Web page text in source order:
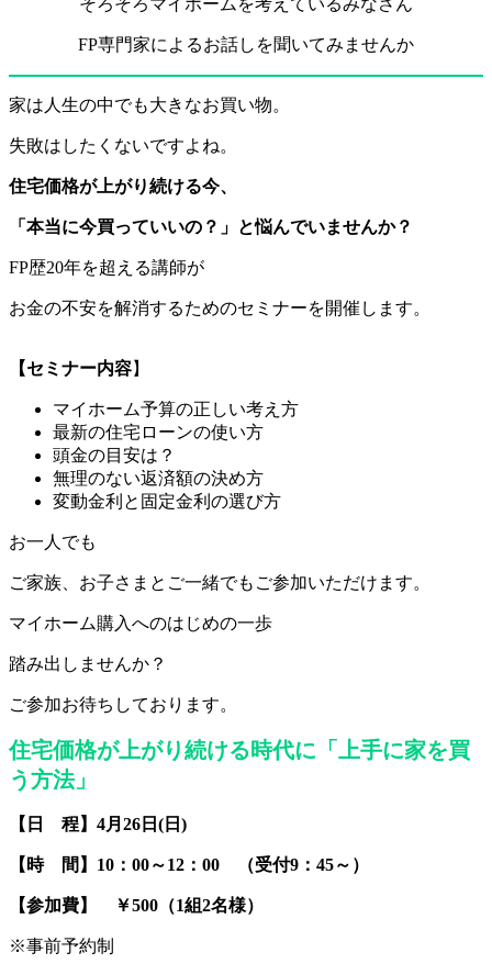
そろそろマイホームを考えているみなさん
FP専門家によるお話しを聞いてみませんか
家は人生の中でも大きなお買い物。
失敗はしたくないですよね。
住宅価格が上がり続ける今、
「本当に今買っていいの？」と悩んでいませんか？
FP歴20年を超える講師が
お金の不安を解消するためのセミナーを開催します。
【セミナー内容】
マイホーム予算の正しい考え方
最新の住宅ローンの使い方
頭金の目安は？
無理のない返済額の決め方
変動金利と固定金利の選び方
お一人でも
ご家族、お子さまとご一緒でもご参加いただけます。
マイホーム購入へのはじめの一歩
踏み出しませんか？
ご参加お待ちしております。
住宅価格が上がり続ける時代に「上手に家を買
う方法」
【日 程】4月26日(日)
【時 間】10：00～12：00 （受付9：45～）
【参加費】 ￥500（1組2名様）
※事前予約制